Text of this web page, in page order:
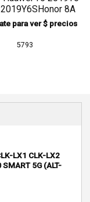
8A
ORG OEM
para ver $ precios
5793
LX1 CLK-LX2
5G (ALT-